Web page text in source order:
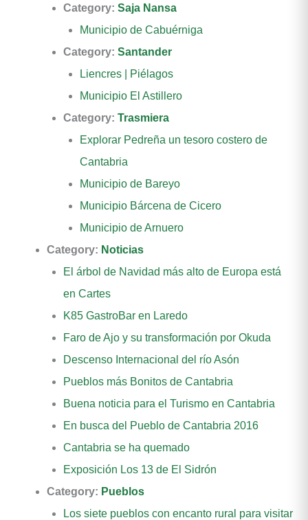
Category: Saja Nansa
Municipio de Cabuérniga
Category: Santander
Liencres | Piélagos
Municipio El Astillero
Category: Trasmiera
Explorar Pedreña un tesoro costero de
Cantabria
Municipio de Bareyo
Municipio Bárcena de Cicero
Municipio de Arnuero
Category: Noticias
El árbol de Navidad más alto de Europa está
en Cartes
K85 GastroBar en Laredo
Faro de Ajo y su transformación por Okuda
Descenso Internacional del río Asón
Pueblos más Bonitos de Cantabria
Buena noticia para el Turismo en Cantabria
En busca del Pueblo de Cantabria 2016
Cantabria se ha quemado
Exposición Los 13 de El Sidrón
Category: Pueblos
Los siete pueblos con encanto rural para visitar